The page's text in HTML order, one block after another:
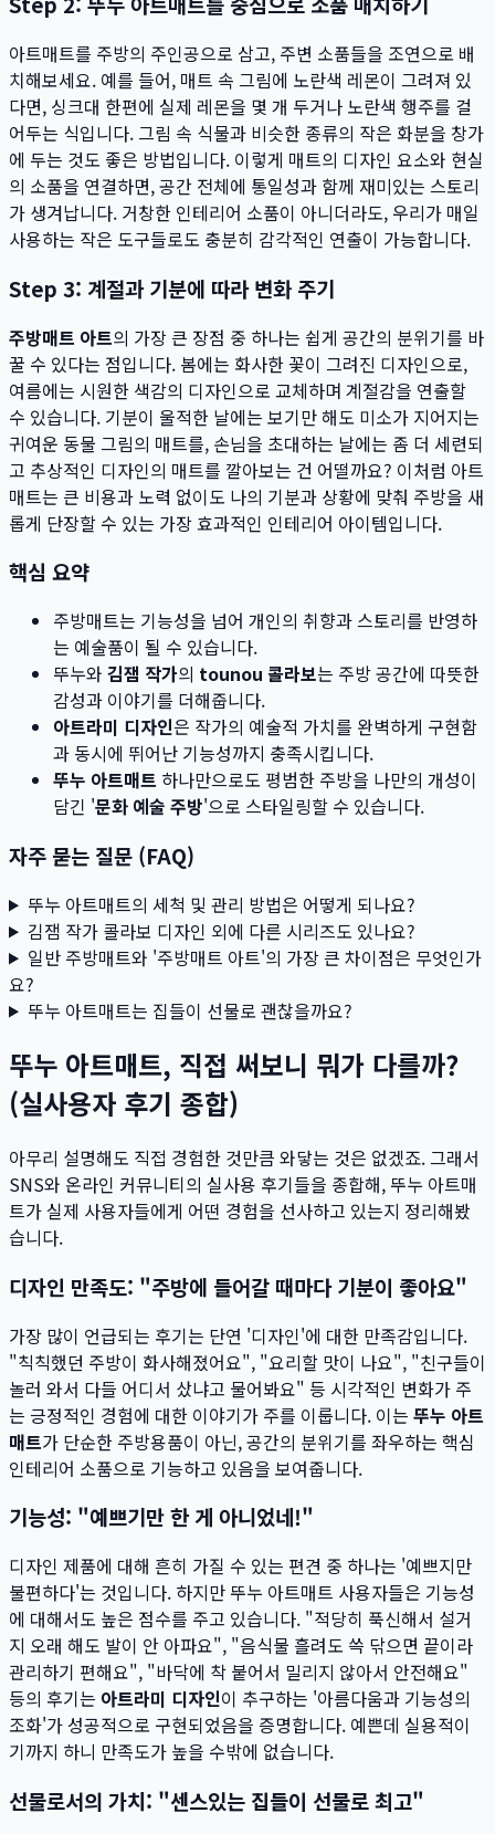
아트매트를 주방의 주인공으로 삼고, 주변 소품들을 조연으로 배
치해보세요. 예를 들어, 매트 속 그림에 노란색 레몬이 그려져 있
다면, 싱크대 한편에 실제 레몬을 몇 개 두거나 노란색 행주를 걸
어두는 식입니다. 그림 속 식물과 비슷한 종류의 작은 화분을 창가
에 두는 것도 좋은 방법입니다. 이렇게 매트의 디자인 요소와 현실
의 소품을 연결하면, 공간 전체에 통일성과 함께 재미있는 스토리
가 생겨납니다. 거창한 인테리어 소품이 아니더라도, 우리가 매일
사용하는 작은 도구들로도 충분히 감각적인 연출이 가능합니다.
Step 3: 계절과 기분에 따라 변화 주기
주방매트 아트의 가장 큰 장점 중 하나는 쉽게 공간의 분위기를 바
꿀 수 있다는 점입니다. 봄에는 화사한 꽃이 그려진 디자인으로,
여름에는 시원한 색감의 디자인으로 교체하며 계절감을 연출할
수 있습니다. 기분이 울적한 날에는 보기만 해도 미소가 지어지는
귀여운 동물 그림의 매트를, 손님을 초대하는 날에는 좀 더 세련되
고 추상적인 디자인의 매트를 깔아보는 건 어떨까요? 이처럼 아트
매트는 큰 비용과 노력 없이도 나의 기분과 상황에 맞춰 주방을 새
롭게 단장할 수 있는 가장 효과적인 인테리어 아이템입니다.
핵심 요약
주방매트는 기능성을 넘어 개인의 취향과 스토리를 반영하
는 예술품이 될 수 있습니다.
뚜누와 김잼 작가의 tounou 콜라보는 주방 공간에 따뜻한
감성과 이야기를 더해줍니다.
아트라미 디자인은 작가의 예술적 가치를 완벽하게 구현함
과 동시에 뛰어난 기능성까지 충족시킵니다.
뚜누 아트매트 하나만으로도 평범한 주방을 나만의 개성이
담긴 '문화 예술 주방'으로 스타일링할 수 있습니다.
자주 묻는 질문 (FAQ)
뚜누 아트매트의 세척 및 관리 방법은 어떻게 되나요?
김잼 작가 콜라보 디자인 외에 다른 시리즈도 있나요?
일반 주방매트와 '주방매트 아트'의 가장 큰 차이점은 무엇인가
요?
뚜누 아트매트는 집들이 선물로 괜찮을까요?
뚜누 아트매트, 직접 써보니 뭐가 다를까?
(실사용자 후기 종합)
아무리 설명해도 직접 경험한 것만큼 와닿는 것은 없겠죠. 그래서
SNS와 온라인 커뮤니티의 실사용 후기들을 종합해, 뚜누 아트매
트가 실제 사용자들에게 어떤 경험을 선사하고 있는지 정리해봤
습니다.
디자인 만족도: "주방에 들어갈 때마다 기분이 좋아요"
가장 많이 언급되는 후기는 단연 '디자인'에 대한 만족감입니다.
"칙칙했던 주방이 화사해졌어요", "요리할 맛이 나요", "친구들이
놀러 와서 다들 어디서 샀냐고 물어봐요" 등 시각적인 변화가 주
는 긍정적인 경험에 대한 이야기가 주를 이룹니다. 이는 뚜누 아트
매트가 단순한 주방용품이 아닌, 공간의 분위기를 좌우하는 핵심
인테리어 소품으로 기능하고 있음을 보여줍니다.
기능성: "예쁘기만 한 게 아니었네!"
디자인 제품에 대해 흔히 가질 수 있는 편견 중 하나는 '예쁘지만
불편하다'는 것입니다. 하지만 뚜누 아트매트 사용자들은 기능성
에 대해서도 높은 점수를 주고 있습니다. "적당히 푹신해서 설거
지 오래 해도 발이 안 아파요", "음식물 흘려도 쓱 닦으면 끝이라
관리하기 편해요", "바닥에 착 붙어서 밀리지 않아서 안전해요"
등의 후기는 아트라미 디자인이 추구하는 '아름다움과 기능성의
조화'가 성공적으로 구현되었음을 증명합니다. 예쁜데 실용적이
기까지 하니 만족도가 높을 수밖에 없습니다.
선물로서의 가치: "센스있는 집들이 선물로 최고"